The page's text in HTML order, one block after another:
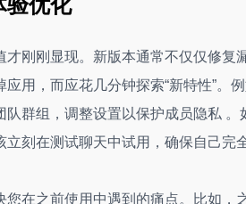
验优化
才刚刚显现。新版本通常不仅仅修
用，而应花几分钟探索“新特性”。
群组，调整设置以保护成员隐私 。
立刻在测试聊天中试用，确保自己
您在之前使用中遇到的痛点。比如